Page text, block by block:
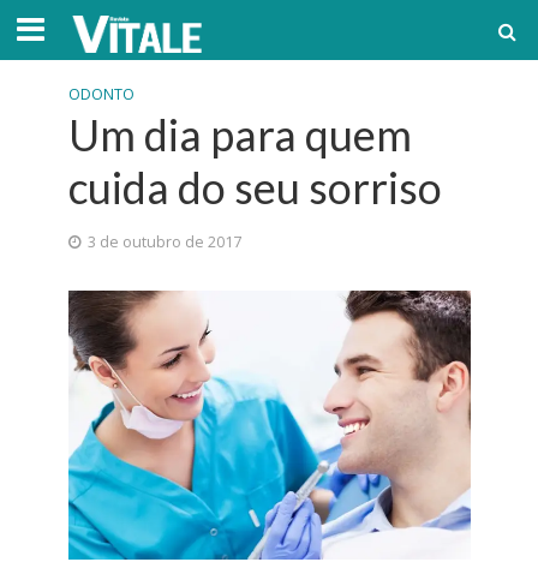
ODONTO
Um dia para quem
cuida do seu sorriso
3 de outubro de 2017